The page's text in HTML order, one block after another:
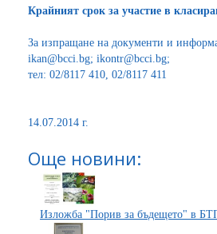
Крайният срок за участие в
За изпращане на документи и
ikan@bcci.bg; ikontr@bcci.bg;
тел: 02/8117 410, 02/8117 411
14.07.2014 г.
Още новини:
Изложба "Порив за бъдещето" в